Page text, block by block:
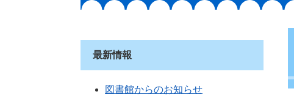
最新情報
図書館からのお知らせ